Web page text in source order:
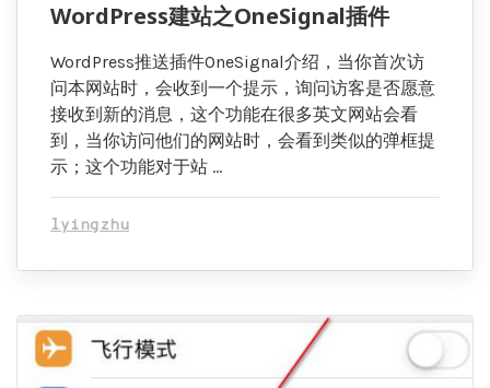
WordPress建站之OneSignal插件
WordPress推送插件OneSignal介绍，当你首次访
问本网站时，会收到一个提示，询问访客是否愿意
接收到新的消息，这个功能在很多英文网站会看
到，当你访问他们的网站时，会看到类似的弹框提
示；这个功能对于站 …
lyingzhu